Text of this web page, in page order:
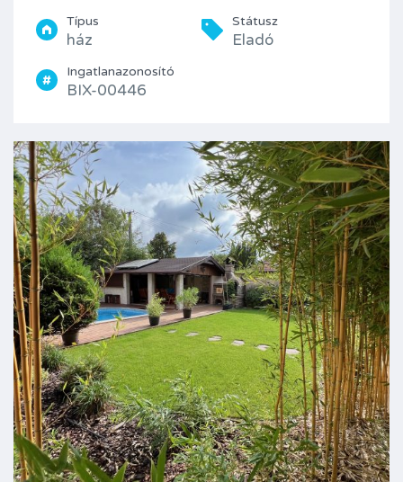
Típus
ház
Státusz
Eladó
Ingatlanazonosító
BIX-00446